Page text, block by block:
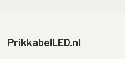
PrikkabelLED.nl